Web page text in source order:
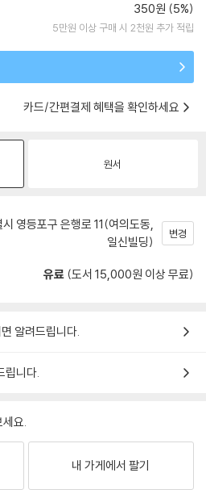
350원 (5%)
5만원 이상 구매 시 2천원 추가 적립
카드/간편결제 혜택을 확인하세요
원서
영등포구 은행로 11(여의도동,
일신빌딩)
변경
유료 (도서 15,000원 이상 무료)
알려드립니다.
립니다.
요.
내 가게에서 팔기